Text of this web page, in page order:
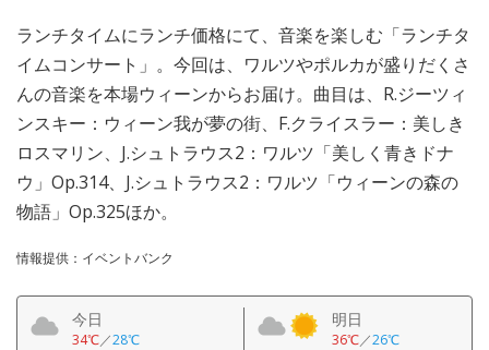
ランチタイムにランチ価格にて、音楽を楽しむ「ランチタ
イムコンサート」。今回は、ワルツやポルカが盛りだくさ
んの音楽を本場ウィーンからお届け。曲目は、R.ジーツィ
ンスキー：ウィーン我が夢の街、F.クライスラー：美しき
ロスマリン、J.シュトラウス2：ワルツ「美しく青きドナ
ウ」Op.314、J.シュトラウス2：ワルツ「ウィーンの森の
物語」Op.325ほか。
情報提供：イベントバンク
今日
34℃／28℃
明日
36℃／26℃